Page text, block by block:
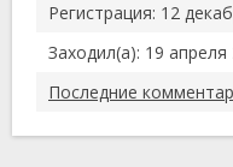
Регистрация: 12
Заходил(а): 19 апреля
Последние